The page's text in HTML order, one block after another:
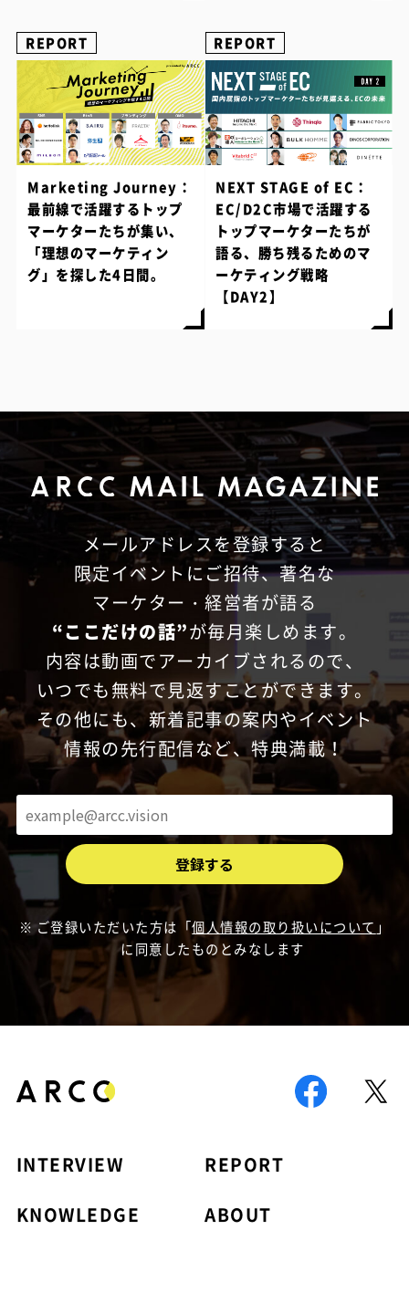
REPORT
Marketing Journey：
最前線で活躍するトップ
マーケターたちが集い、
「理想のマーケティン
グ」を探した4日間。
REPORT
NEXT STAGE of EC：
EC/D2C市場で活躍する
トップマーケターたちが
語る、勝ち残るためのマ
ーケティング戦略
【DAY2】
メールアドレスを登録すると
限定イベントにご招待、著名な
マーケター・経営者が語る
“ここだけの話”が毎月楽しめます。
内容は動画でアーカイブされるので、
いつでも無料で見返すことができます。
その他にも、新着記事の案内やイベント
情報の先行配信など、特典満載！
ご登録いただいた方は「個人情報の取り扱いについて 」
に同意したものとみなします
INTERVIEW
REPORT
KNOWLEDGE
ABOUT